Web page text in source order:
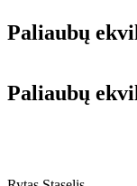
Paliaubų
Paliaubų